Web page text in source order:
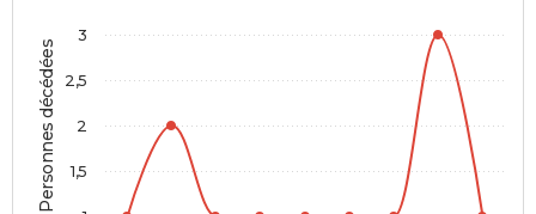
Personnes décédées 1,5
2
2,5
3